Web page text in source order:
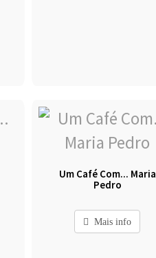
Um Café Com... Maria
Pedro
Mais info